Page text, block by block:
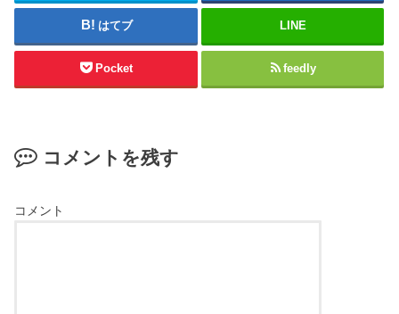
はてブ LINE
Pocket feedly
コメントを残す
コメント